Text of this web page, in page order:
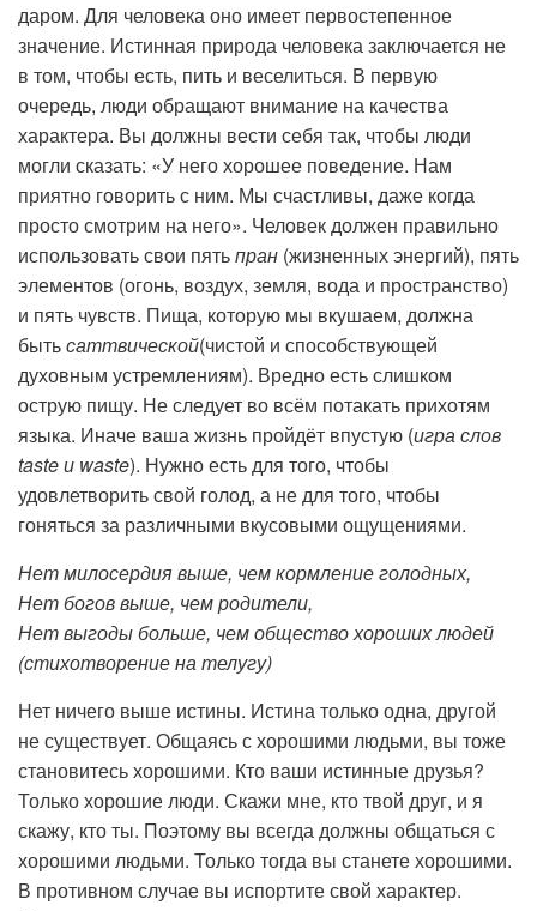
даром. Для человека оно имеет первостепенное
значение. Истинная природа человека заключается не
в том, чтобы есть, пить и веселиться. В первую
очередь, люди обращают внимание на качества
характера. Вы должны вести себя так, чтобы люди
могли сказать: «У него хорошее поведение. Нам
приятно говорить с ним. Мы счастливы, даже когда
просто смотрим на него». Человек должен правильно
использовать свои пятьпран (жизненных энергий), пять
элементов (огонь, воздух, земля, вода и пространство)
и пять чувств. Пища, которую мы вкушаем, должна
бытьсаттвической(чистой и способствующей
духовным устремлениям). Вредно есть слишком
острую пищу. Не следует во всём потакать прихотям
языка. Иначе ваша жизнь пройдёт впустую (игра слов
taste и waste). Нужно есть для того, чтобы
удовлетворить свой голод, а не для того, чтобы
гоняться за различными вкусовыми ощущениями.
Нет милосердия выше, чем кормление голодных,
Нет богов выше, чем родители,
Нет выгоды больше, чем общество хороших людей
(стихотворение на телугу)
Нет ничего выше истины. Истина только одна, другой
не существует. Общаясь с хорошими людьми, вы тоже
становитесь хорошими. Кто ваши истинные друзья?
Только хорошие люди. Скажи мне, кто твой друг, и я
скажу, кто ты. Поэтому вы всегда должны общаться с
хорошими людьми. Только тогда вы станете хорошими.
В противном случае вы испортите свой характер.